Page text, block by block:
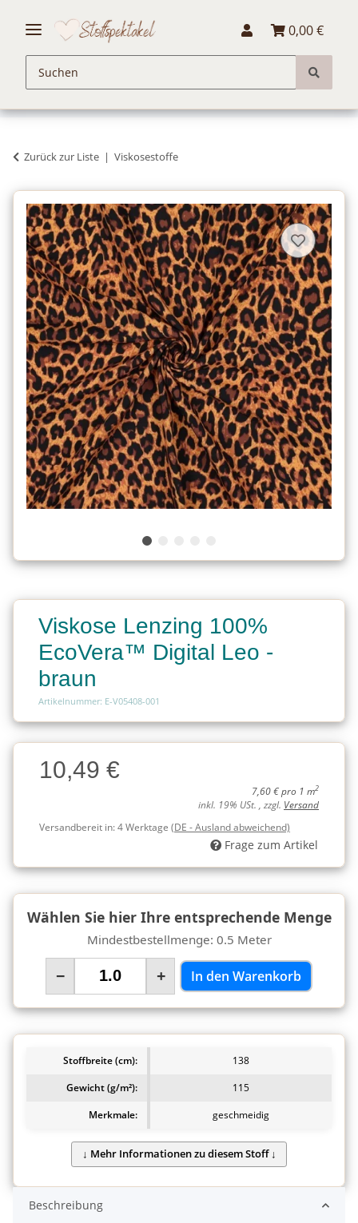
0,00 €
Zurück zur Liste Viskosestoffe
Viskose Lenzing 100%
EcoVera™ Digital Leo -
braun
Artikelnummer: E-V05408-001
Charge
Charge10,49 €
7,60 € pro 1 m2
inkl. 19% USt. , zzgl. Versand
Versandbereit in:4 Werktage (DE - Ausland abweichend)
Frage zum Artikel
Wählen Sie hier Ihre entsprechende Menge
Mindestbestellmenge: 0.5 Meter
− + In den Warenkorb
Stoffbreite (cm):
138
Gewicht (g/m²):
115
Merkmale:
geschmeidig
Beschreibung